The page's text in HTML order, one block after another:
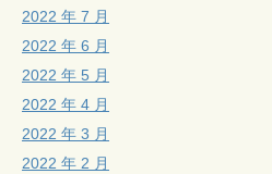
2022 年 7 月
2022 年 6 月
2022 年 5 月
2022 年 4 月
2022 年 3 月
2022 年 2 月